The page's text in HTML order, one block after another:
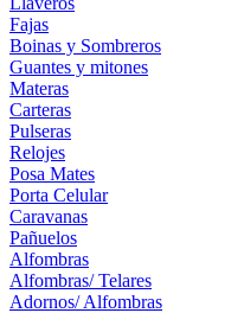
Fajas
Boinas y Sombreros
Guantes y mitones
Materas
Carteras
Pulseras
Relojes
Posa Mates
Porta Celular
Caravanas
Pañuelos
Alfombras
Alfombras/ Telares
Adornos/ Alfombras